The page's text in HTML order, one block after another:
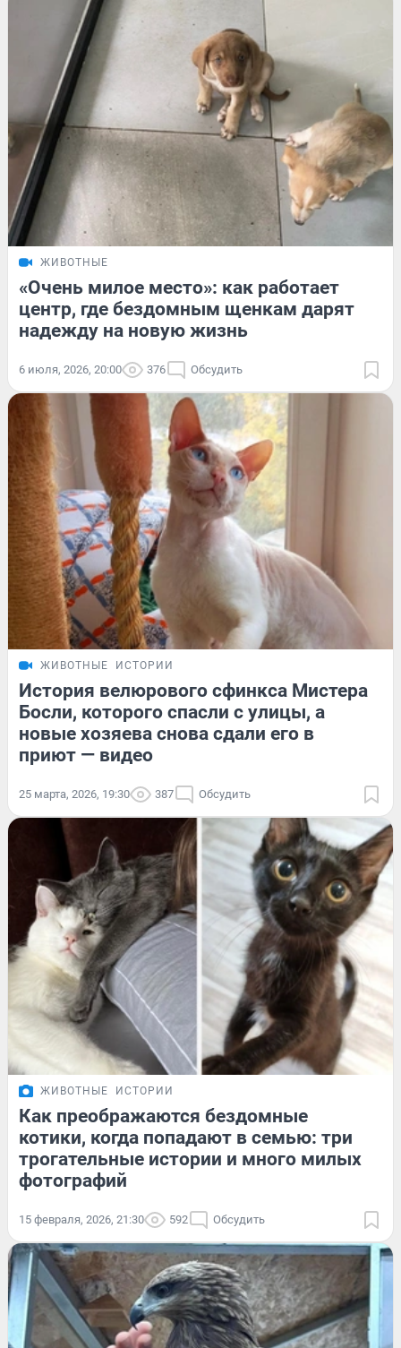
ЖИВОТНЫЕ
«Очень милое место»: как работает
центр, где бездомным щенкам дарят
надежду на новую жизнь
6 июля, 2026, 20:00 376 Обсудить
ЖИВОТНЫЕ ИСТОРИИ
История велюрового сфинкса Мистера
Босли, которого спасли с улицы, а
новые хозяева снова сдали его в
приют — видео
25 марта, 2026, 19:30 387 Обсудить
ЖИВОТНЫЕ ИСТОРИИ
Как преображаются бездомные
котики, когда попадают в семью: три
трогательные истории и много милых
фотографий
15 февраля, 2026, 21:30 592 Обсудить